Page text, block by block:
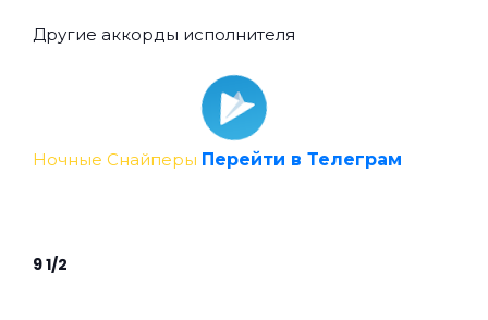
Другие аккорды исполнителя
Ночные Снайперы Перейти в Телеграм
9 1/2